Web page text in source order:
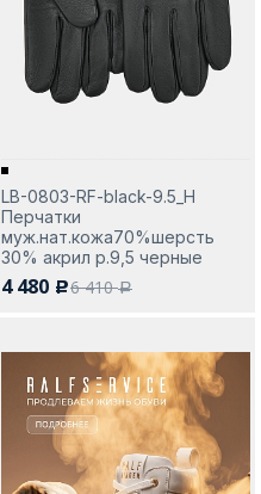
LB-0803-RF-black-9.5_Н
Перчатки
муж.нат.кожа70%шерсть
30% акрил р.9,5 черные
4 480 c6 410a